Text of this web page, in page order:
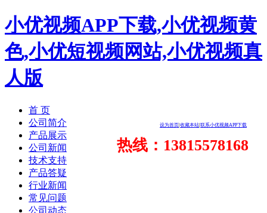
小优视频APP下载,小优视频黄
色,小优短视频网站,小优视频真
人版
设为首页 收藏本站 联系小优视频APP下载
热线：13815578168
首 页
公司简介
产品展示
公司新闻
技术支持
产品答疑
行业新闻
常见问题
公司动态